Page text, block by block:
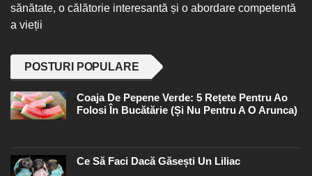
sănătate, o călătorie interesantă și o abordare competentă
a vieții
POSTURI POPULARE
Coaja De Pepene Verde: 5 Rețete Pentru Ao
Folosi În Bucătărie (și Nu Pentru A O Arunca)
Ce Să Faci Dacă Găsești Un Liliac